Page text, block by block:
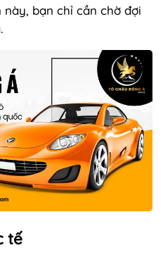
bạn chỉ cần chờ đợi
tế